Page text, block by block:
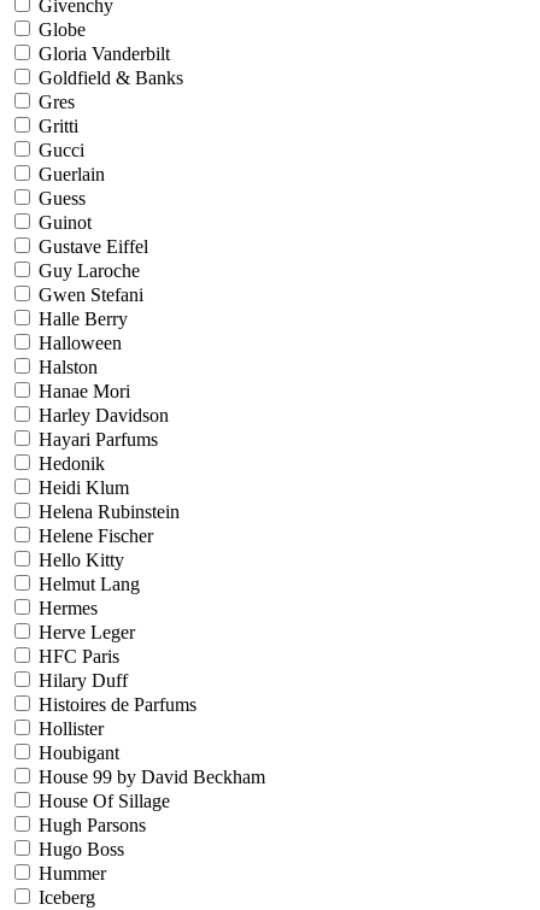
Givenchy
Globe
Gloria Vanderbilt
Goldfield & Banks
Gres
Gritti
Gucci
Guerlain
Guess
Guinot
Gustave Eiffel
Guy Laroche
Gwen Stefani
Halle Berry
Halloween
Halston
Hanae Mori
Harley Davidson
Hayari Parfums
Hedonik
Heidi Klum
Helena Rubinstein
Helene Fischer
Hello Kitty
Helmut Lang
Hermes
Herve Leger
HFC Paris
Hilary Duff
Histoires de Parfums
Hollister
Houbigant
House 99 by David Beckham
House Of Sillage
Hugh Parsons
Hugo Boss
Hummer
Iceberg